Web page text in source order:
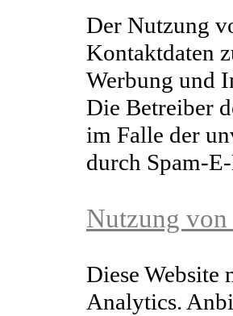
Der Nutzung
Kontaktdaten
Werbung und
Die Betreiber
im Falle der
durch Spam-
Nutzung
Diese Website
Analytics.